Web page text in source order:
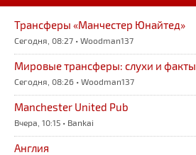
Трансферы «Манчестер Юнайтед»
Сегодня, 08:27 • Woodman137
Мировые трансферы: слухи и факты
Сегодня, 08:26 • Woodman137
Manchester United Pub
Вчера, 10:15 • Bankai
Англия